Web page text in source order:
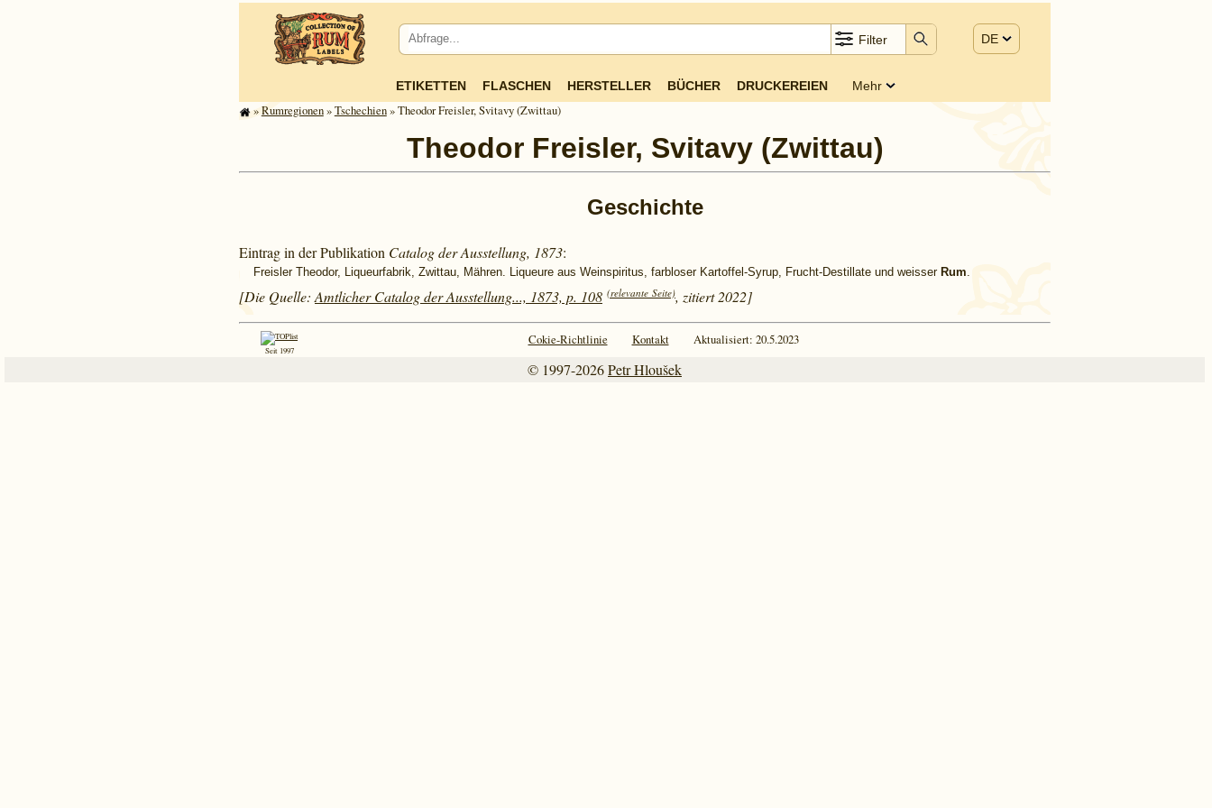
Filter DE
ETIKETTEN FLASCHEN HERSTELLER BÜCHER DRUCKEREIEN Mehr
»Rum­re­gi­o­nen»Tschechien» Theodor Freisler, Svitavy (Zwittau)
Theodor Freisler, Svitavy (Zwittau)
Geschichte
Eintrag in der Publikation Catalog der Ausstellung, 1873:
Freisler Theodor, Liqueurfabrik, Zwittau, Mähren. Liqueure aus Weinspiritus, farbloser Kartoffel-Syrup, Frucht-Destillate und weisser Rum
[Die Quelle:Amtlicher Catalog der Ausstellung..., 1873, p. 108 (relevante Seite), zitiert 2022]
Seit 1997
Cokie-Richtlinie Kontakt Aktualisiert: 20.5.2023
© 1997-2026Petr Hloušek